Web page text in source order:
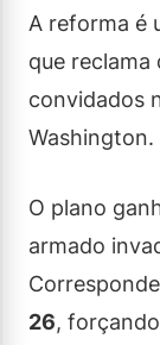
A reforma é
que reclama
convidados
Washington.
O plano
armado
26,